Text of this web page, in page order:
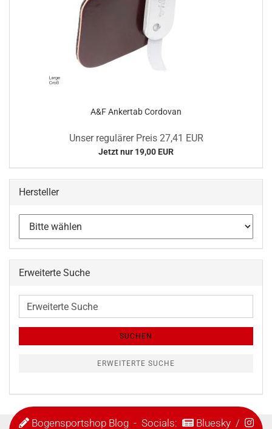
A&F Ankertab Cordovan
Unser regulärer Preis 27,41 EUR
Jetzt nur 19,00 EUR
Hersteller
Erweiterte Suche
Erweiterte
Suche
SUCHEN
ERWEITERTE SUCHE
Bogensportshop Blog- Socials: Bluesky/